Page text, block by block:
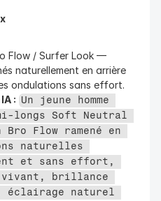
Flow / Surfer Look —
naturellement en arrière
ondulations sans effort.
: Un jeune homme
longs Soft Neutral
Flow ramené en
naturelles
et sans effort,
brillance
éclairage naturel